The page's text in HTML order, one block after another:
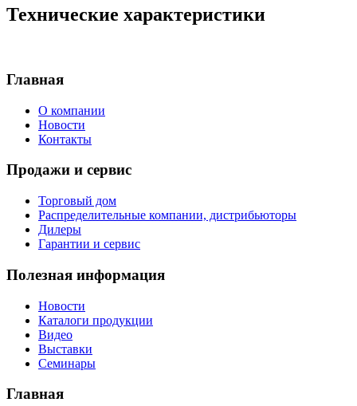
Технические характеристики
Главная
О компании
Новости
Контакты
Продажи и сервис
Торговый дом
Распределительные компании, дистрибьюторы
Дилеры
Гарантии и сервис
Полезная информация
Новости
Каталоги продукции
Видео
Выставки
Семинары
Главная